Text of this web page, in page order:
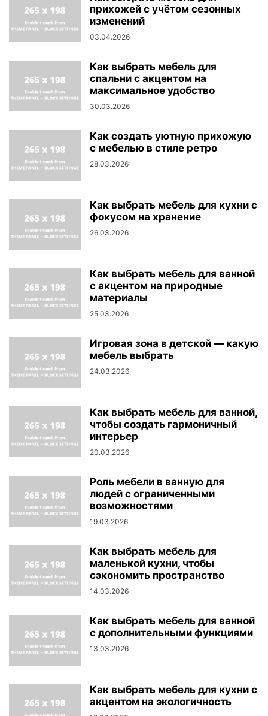
прихожей с учётом сезонных
изменений
03.04.2026
Как выбрать мебель для
спальни с акцентом на
максимальное удобство
30.03.2026
Как создать уютную прихожую
с мебелью в стиле ретро
28.03.2026
Как выбрать мебель для кухни с
фокусом на хранение
26.03.2026
Как выбрать мебель для ванной
с акцентом на природные
материалы
25.03.2026
Игровая зона в детской — какую
мебель выбрать
24.03.2026
Как выбрать мебель для ванной,
чтобы создать гармоничный
интерьер
20.03.2026
Роль мебели в ванную для
людей с ограниченными
возможностями
19.03.2026
Как выбрать мебель для
маленькой кухни, чтобы
сэкономить пространство
14.03.2026
Как выбрать мебель для ванной
с дополнительными функциями
13.03.2026
Как выбрать мебель для кухни с
акцентом на экологичность